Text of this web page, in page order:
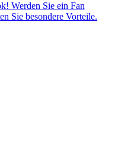
Werden Sie ein Fan
Sie besondere Vorteile.